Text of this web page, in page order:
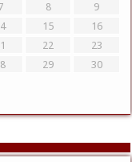
8
9
15
16
22
23
29
30